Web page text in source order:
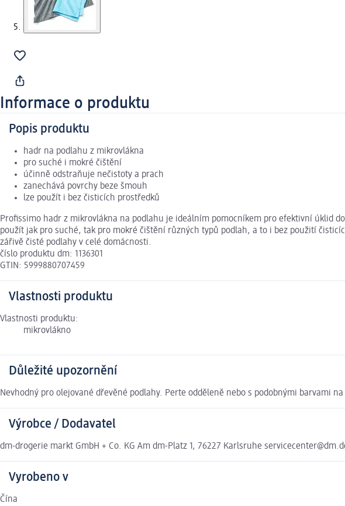
Informace o produktu
Popis produktu
hadr na podlahu z mikrovlákna
pro suché i mokré čištění
účinně odstraňuje nečistoty a prach
zanechává povrchy beze šmouh
lze použít i bez čisticích prostředků
Profissimo hadr z mikrovlákna na podlahu je ideálním pomocníkem pro efektivní úklid
použít jak pro suché, tak pro mokré čištění různých typů podlah, a to i bez použití
zářivě čisté podlahy v celé domácnosti.
číslo produktu dm: 1136301
GTIN: 5999880707459
Vlastnosti produktu
Vlastnosti produktu:
mikrovlákno
Důležité upozornění
Nevhodný pro olejované dřevěné podlahy. Perte odděleně nebo s podobnými barvami
Výrobce / Dodavatel
dm-drogerie markt GmbH + Co. KG Am dm-Platz 1, 76227 Karlsruhe
Vyrobeno v
Čína